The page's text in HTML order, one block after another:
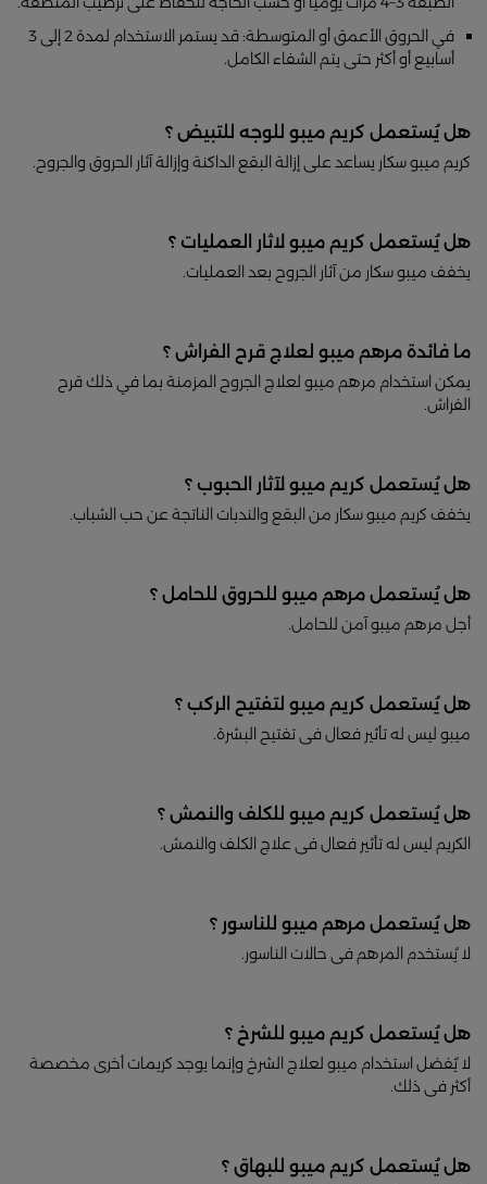
في الحروق الأعمق أو المتوسطة: قد يستمر الاستخدام لمدة 2 إلى 3
أسابيع أو أكثر حتى يتم الشفاء الكامل.
هل يُستعمل كريم ميبو للوجه للتبيض ؟
كريم ميبو سكار يساعد على إزالة البقع الداكنة وإزالة آثار الحروق والجروح.
هل يُستعمل كريم ميبو لاثار العمليات ؟
يخفف ميبو سكار من آثار الجروح بعد العمليات.
ما فائدة مرهم ميبو لعلاج قرح الفراش ؟
يمكن استخدام مرهم ميبو لعلاج الجروح المزمنة بما في ذلك قرح
الفراش.
هل يُستعمل كريم ميبو لآثار الحبوب ؟
يخفف كريم ميبو سكار من البقع والندبات الناتجة عن حب الشباب.
هل يُستعمل مرهم ميبو للحروق للحامل ؟
أجل مرهم ميبو آمن للحامل.
هل يُستعمل كريم ميبو لتفتيح الركب ؟
ميبو ليس له تأثير فعال فى تفتيح البشرة.
هل يُستعمل كريم ميبو للكلف والنمش ؟
الكريم ليس له تأثير فعال فى علاج الكلف والنمش.
هل يُستعمل مرهم ميبو للناسور ؟
لا يُستخدم المرهم فى حالات الناسور.
هل يُستعمل كريم ميبو للشرخ ؟
لا يٌفضل استخدام ميبو لعلاج الشرخ وإنما يوجد كريمات أخرى مخصصة
أكثر فى ذلك.
هل يُستعمل كريم ميبو للبهاق ؟